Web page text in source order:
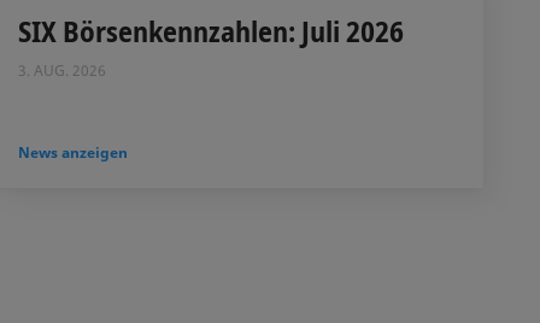
SIX Börsenkennzahlen: Juli 2026
3. AUG. 2026
News anzeigen